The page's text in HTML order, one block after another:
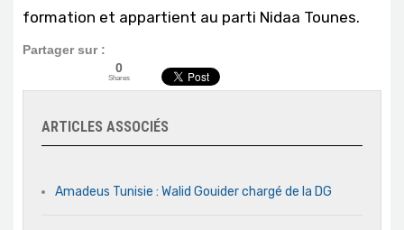
formation et appartient au parti Nidaa Tounes.
Partager sur :
0
Shares
ARTICLES ASSOCIÉS
Amadeus Tunisie : Walid Gouider chargé de la DG